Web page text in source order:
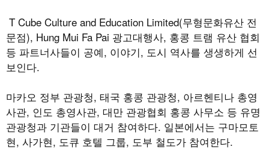
T Cube Culture and Education Limited(무형문화유산 전
문점), Hung Mui Fa Pai 광고대행사, 홍콩 트램 유산 협회
등 파트너사들이 공예, 이야기, 도시 역사를 생생하게 선
보인다.
마카오 정부 관광청, 태국 홍콩 관광청, 아르헨티나 총영
사관, 인도 총영사관, 대만 관광협회 홍콩 사무소 등 유명
관광청과 기관들이 대거 참여하다. 일본에서는 구마모토
현, 사가현, 도큐 호텔 그룹, 도부 철도가 참여한다.